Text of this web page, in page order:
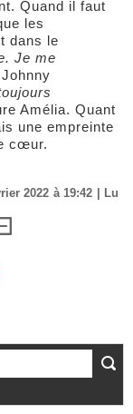
Quand il faut
les
dans le
Je me
Amélia. Quant
une empreinte
cœur.
2022 à 19:42 | Lu